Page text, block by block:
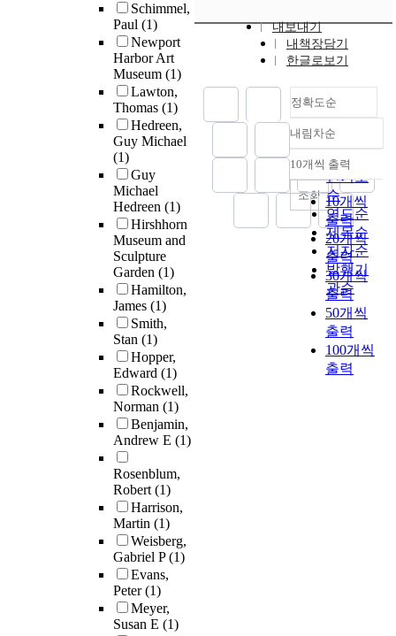
Schimmel,
Paul (1)
Newport
Harbor Art
Museum (1)
Lawton,
Thomas (1)
Hedreen,
Guy Michael
(1)
Guy
Michael
Hedreen (1)
Hirshhorn
Museum and
Sculpture
Garden (1)
Hamilton,
James (1)
Smith,
Stan (1)
Hopper,
Edward (1)
Rockwell,
Norman (1)
Benjamin,
Andrew E (1)
Rosenblum,
Robert(1)
Harrison,
Martin (1)
Weisberg,
Gabriel P(1)
Evans,
Peter(1)
Meyer,
Susan E (1)
내보내기
내책장담기
한글로보기
정확도순
정확도
순
인기도
순
연도순
제목순
저자순
발행기
관순
내림차순
내림차순
10개씩 출력
10개씩
출력
20개씩
출력
30개씩
출력
50개씩
출력
100개씩
출력
조회